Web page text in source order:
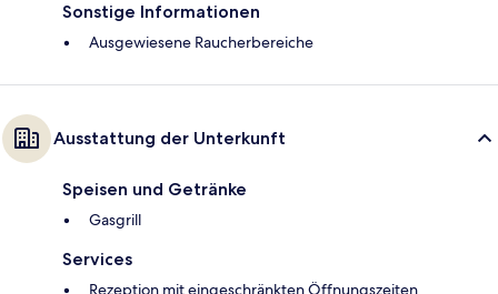
Sonstige Informationen
Ausgewiesene Raucherbereiche
Ausstattung der Unterkunft
Speisen und Getränke
Gasgrill
Services
Rezeption mit eingeschränkten Öffnungszeiten